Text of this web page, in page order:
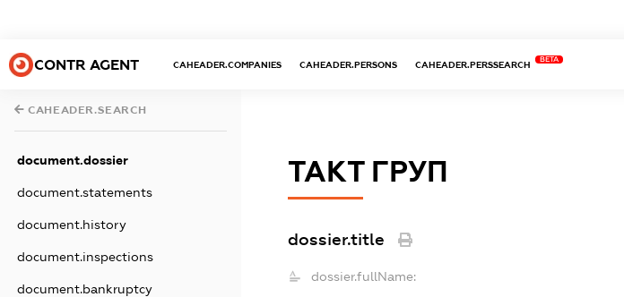
CONTR AGENT CAHEADER.COMPANIES CAHEADER.PERSONS CAHEADER.PERSSEARCH
BETA
CAHEADER.SEARCH
document.dossier
document.statements
document.history
document.inspections
document.bankruptcy
ТАКТ ГРУП
dossier.title
dossier.fullName: